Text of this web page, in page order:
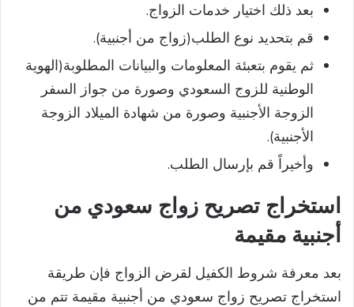
بعد ذلك اختيار خدمات الزواج.
قم بتحديد نوع الطلب(زواج من أجنبية).
ثم يقوم بتعبئة المعلومات والبيانات المطلوبة(الهوية
الوطنية للزوج السعودي وصورة من جواز السفر
الزوجة الأجنبية وصورة من شهادة الميلاد الزوجة
الأجنبية).
وأخيراً قم بإرسال الطلب.
استخراج تصريح زواج سعودي من
أجنبية مقيمة
بعد معرفة شروط الكفيل لقرض الزواج فإن طريقة
استخراج تصريح زواج سعودي من أجنبية مقيمة تتم من